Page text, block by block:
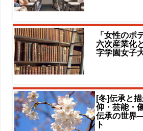
「女性のポ
六次産業化
字学園女子
[冬]伝承と
仰・芸能・
伝承の世界
ト